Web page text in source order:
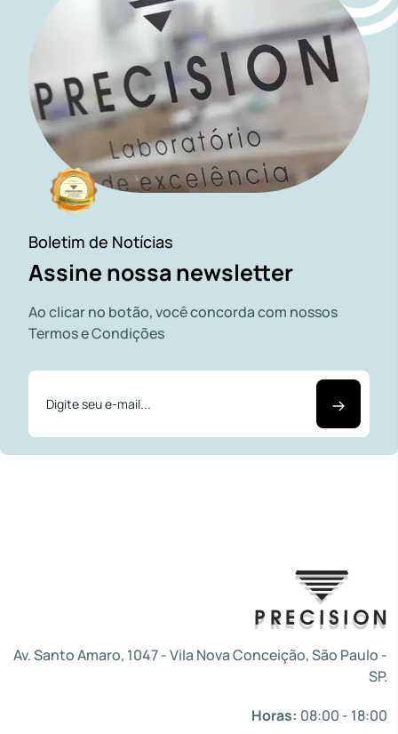
Boletim de Notícias
Assine nossa newsletter
Ao clicar no botão, você concorda com nossos
Termos e Condições
Av. Santo Amaro, 1047 - Vila Nova Conceição, São Paulo -
SP.
Horas: 08:00 - 18:00